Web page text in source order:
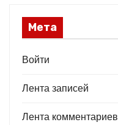
Мета
Войти
Лента записей
Лента комментариев